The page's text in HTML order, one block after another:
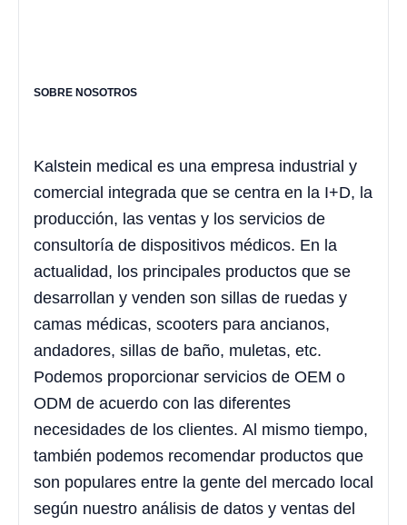
SOBRE NOSOTROS
Kalstein medical es una empresa industrial y
comercial integrada que se centra en la I+D, la
producción, las ventas y los servicios de
consultoría de dispositivos médicos. En la
actualidad, los principales productos que se
desarrollan y venden son sillas de ruedas y
camas médicas, scooters para ancianos,
andadores, sillas de baño, muletas, etc.
Podemos proporcionar servicios de OEM o
ODM de acuerdo con las diferentes
necesidades de los clientes. Al mismo tiempo,
también podemos recomendar productos que
son populares entre la gente del mercado local
según nuestro análisis de datos y ventas del